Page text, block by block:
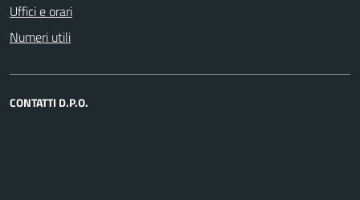
Uffici e orari
Numeri utili
CONTATTI D.P.O.